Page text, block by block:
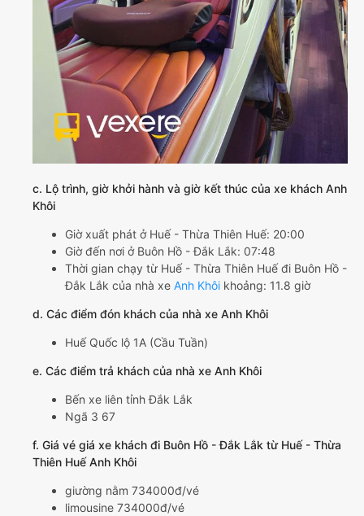
c. Lộ trình, giờ khởi hành và giờ kết thúc của xe khách Anh
Khôi
Giờ xuất phát ở Huế - Thừa Thiên Huế: 20:00
Giờ đến nơi ở Buôn Hồ - Đắk Lắk: 07:48
Thời gian chạy từ Huế - Thừa Thiên Huế đi Buôn Hồ -
Đắk Lắk của nhà xe Anh Khôi khoảng: 11.8 giờ
d. Các điểm đón khách của nhà xe Anh Khôi
Huế Quốc lộ 1A (Cầu Tuần)
e. Các điểm trả khách của nhà xe Anh Khôi
Bến xe liên tỉnh Đắk Lắk
Ngã 3 67
f. Giá vé giá xe khách đi Buôn Hồ - Đắk Lắk từ Huế - Thừa
Thiên Huế Anh Khôi
giường nằm 734000đ/vé
limousine 734000đ/vé